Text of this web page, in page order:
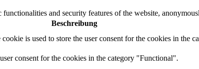
and security features of the website,
Beschreibung
is used to store the user consent for the cookies in the
consent for the cookies in the category "Functional".